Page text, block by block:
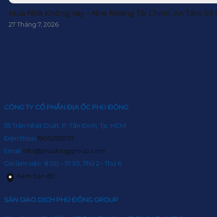
Mua Nhà Không Vay – Nhẹ Nhàng Tài Chính, An Tâm Sở
27 Tháng 7, 2026
CÔNG TY CỔ PHẦN ĐỊA ỐC PHÚ ĐÔNG
55 Trần Nhật Duật, P. Tân Định, Tp. HCM
Điện thoại:1900292939
Email:info@phudonggroup.com
Giờ làm việc: 8:00 – 17:30, Thứ 2 - Thứ 6
Xem bản đồ
SÀN GIAO DỊCH PHÚ ĐÔNG GROUP